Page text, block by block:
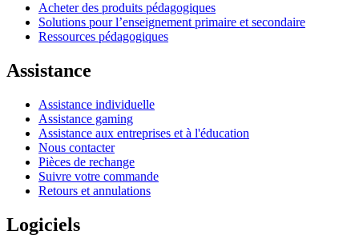
Acheter des produits pédagogiques
Solutions pour l’enseignement primaire et secondaire
Ressources pédagogiques
Assistance
Assistance individuelle
Assistance gaming
Assistance aux entreprises et à l'éducation
Nous contacter
Pièces de rechange
Suivre votre commande
Retours et annulations
Logiciels